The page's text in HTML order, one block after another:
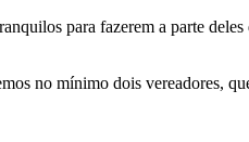
para fazerem a parte
no mínimo dois vereadores,